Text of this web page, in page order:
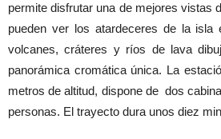
permite disfrutar una de mejores vistas
pueden ver los atardeceres de la isla
volcanes, cráteres y ríos de lava
panorámica cromática única. La
metros de altitud, dispone de dos
personas. El trayecto dura unos diez